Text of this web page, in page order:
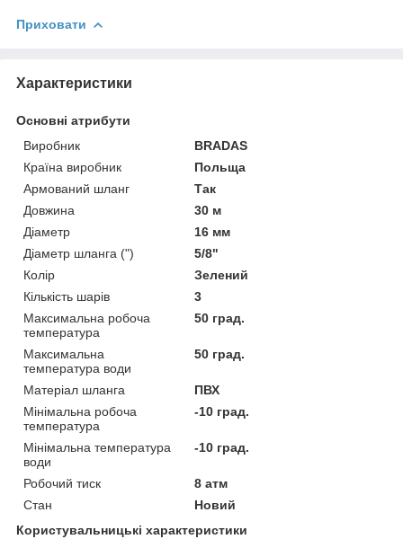
Приховати
Характеристики
Основні атрибути
Виробник
BRADAS
Країна виробник
Польща
Армований шланг
Так
Довжина
30 м
Діаметр
16 мм
Діаметр шланга (")
5/8"
Колір
Зелений
Кількість шарів
3
Максимальна робоча
температура
50 град.
Максимальна
температура води
50 град.
Матеріал шланга
ПВХ
Мінімальна робоча
температура
-10 град.
Мінімальна температура
води
-10 град.
Робочий тиск
8 атм
Стан
Новий
Користувальницькі характеристики